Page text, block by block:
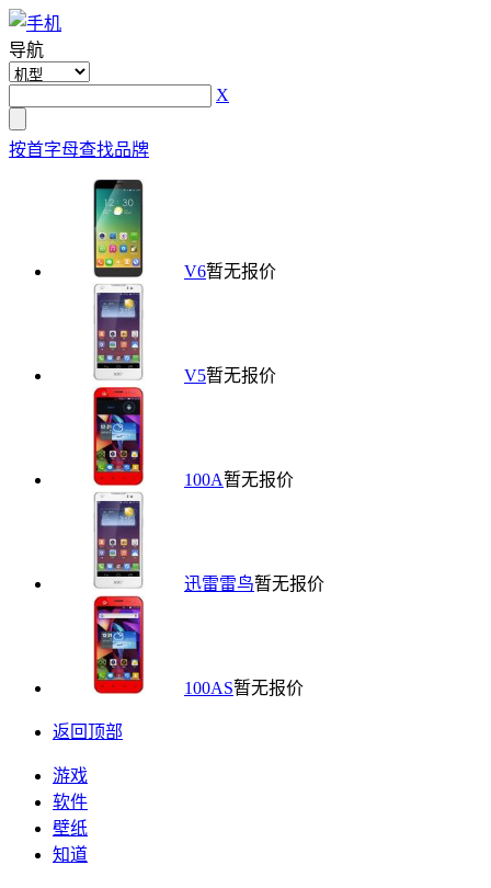
导航
X
按首字母查找品牌
V6暂无报价
V5暂无报价
100A暂无报价
迅雷雷鸟暂无报价
100AS暂无报价
返回顶部
游戏
软件
壁纸
知道